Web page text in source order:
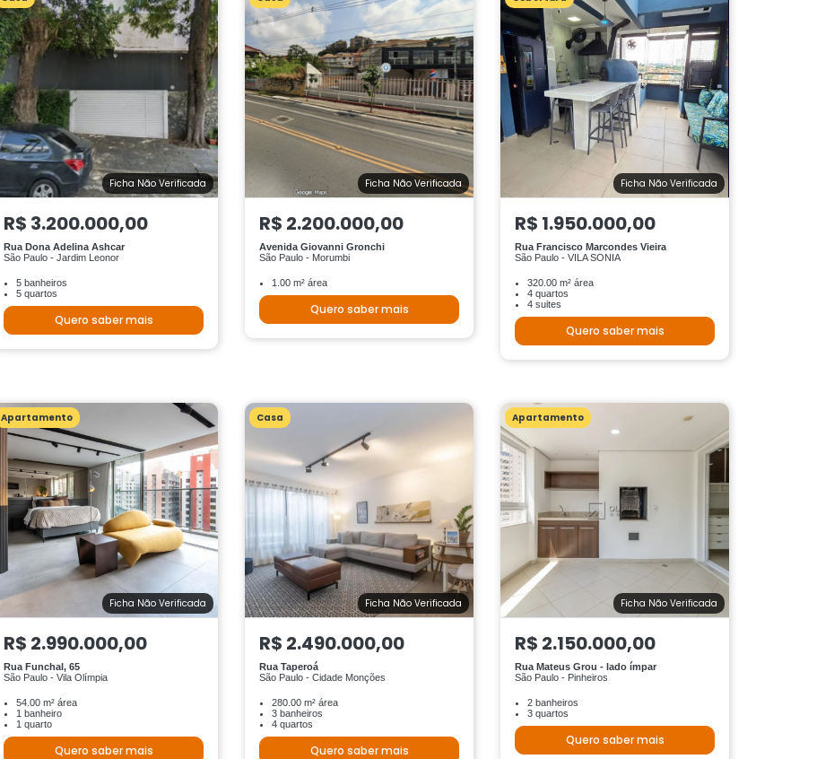
Ficha Não Verificada
R$ 3.200.000,00
Rua Dona Adelina Ashcar
São Paulo - Jardim Leonor
5 banheiros
5 quartos
Quero saber mais
Ficha Não Verificada
R$ 2.200.000,00
Avenida Giovanni Gronchi
São Paulo - Morumbi
1.00 m² área
Quero saber mais
Ficha Não Verificada
R$ 1.950.000,00
Rua Francisco Marcondes Vieira
São Paulo - VILA SONIA
320.00 m² área
4 quartos
4 suites
Quero saber mais
Apartamento
Ficha Não Verificada
R$ 2.990.000,00
Rua Funchal, 65
São Paulo - Vila Olímpia
54.00 m² área
1 banheiro
1 quarto
Quero saber mais
Casa
Ficha Não Verificada
R$ 2.490.000,00
Rua Taperoá
São Paulo - Cidade Monções
280.00 m² área
3 banheiros
4 quartos
Quero saber mais
Apartamento
Ficha Não Verificada
R$ 2.150.000,00
Rua Mateus Grou - lado ímpar
São Paulo - Pinheiros
2 banheiros
3 quartos
Quero saber mais